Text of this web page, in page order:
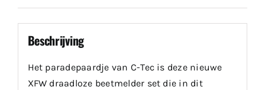
Beschrijving
Het paradepaardje van C-Tec is deze nieuwe
XFW draadloze beetmelder set die in dit